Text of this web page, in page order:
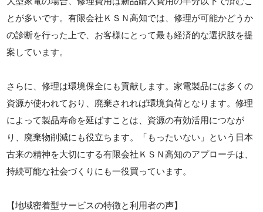
とが多いです。有限会社ＫＳＮ高知では、修理が可能かどうか
の診断を行った上で、お客様にとって最も経済的な選択肢を提
案しています。
さらに、修理は環境保全にも貢献します。家電製品には多くの
資源が使われており、廃棄されれば環境負荷となります。修理
によって製品寿命を延ばすことは、資源の有効活用につなが
り、廃棄物削減にも役立ちます。「もったいない」という日本
古来の精神を大切にする有限会社ＫＳＮ高知のアプローチは、
持続可能な社会づくりにも一役買っています。
【地域密着型サービスの特徴と利用者の声】